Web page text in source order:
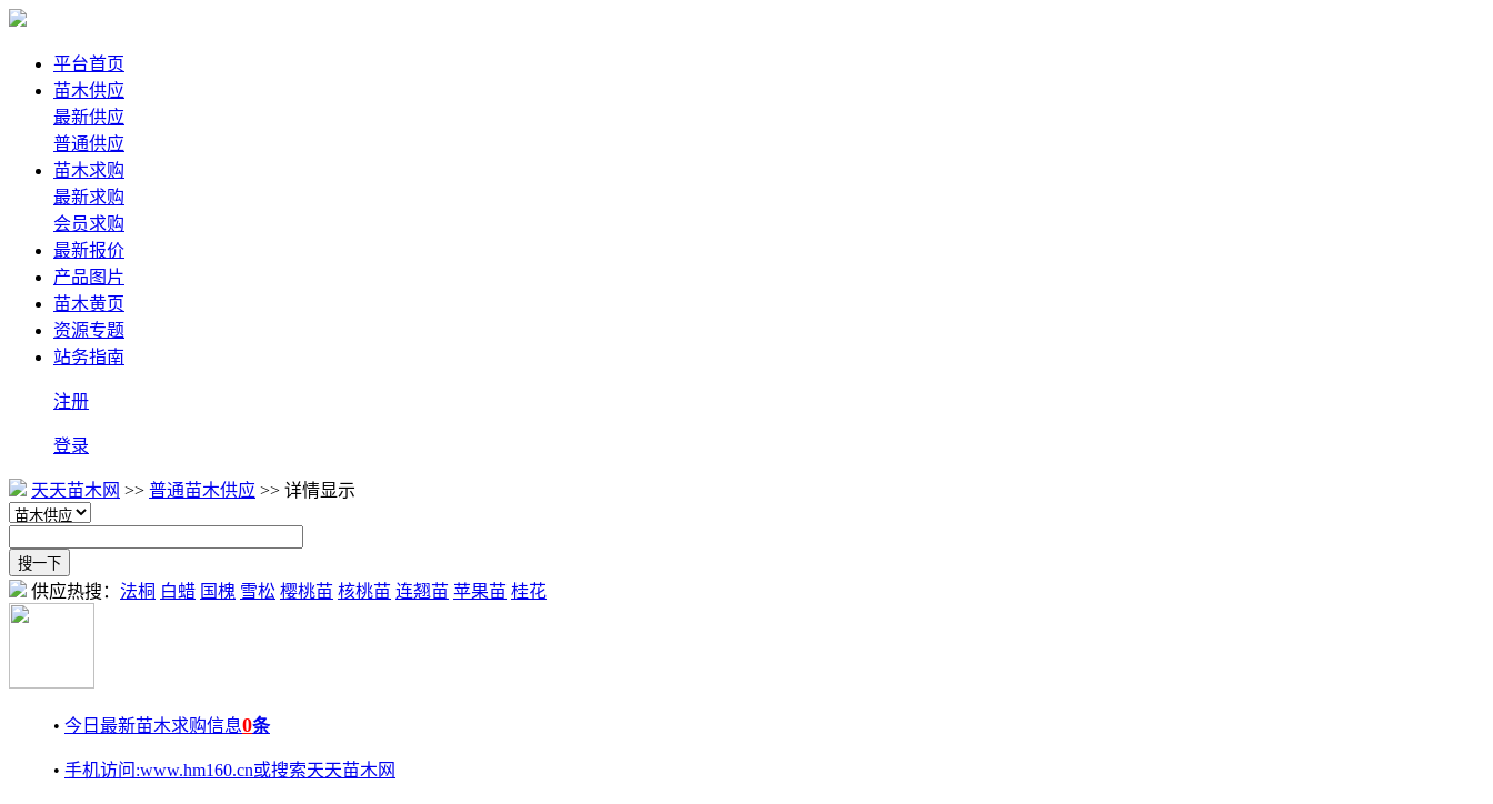
平台首页
苗木供应
最新供应
普通供应
苗木求购
最新求购
会员求购
最新报价
产品图片
苗木黄页
资源专题
站务指南
注册
登录
天天苗木网 >> 普通苗木供应 >> 详情显示
供应热搜： 法桐 白蜡 国槐 雪松 樱桃苗 核桃苗 连翘苗 苹果苗 桂花
• 今日最新苗木求购信息0条
• 手机访问:www.hm160.cn或搜索天天苗木网